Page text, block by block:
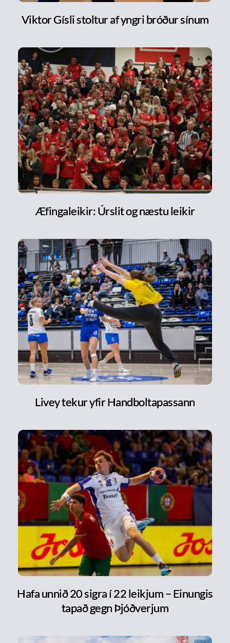
Viktor Gísli stoltur af yngri bróður sínum
Æfingaleikir: Úrslit og næstu leikir
Livey tekur yfir Handboltapassann
Hafa unnið 20 sigra í 22 leikjum – Einungis
tapað gegn Þjóðverjum